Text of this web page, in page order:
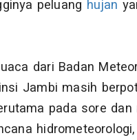
peluang hujan
dari Badan
Jambi masih
pada sore